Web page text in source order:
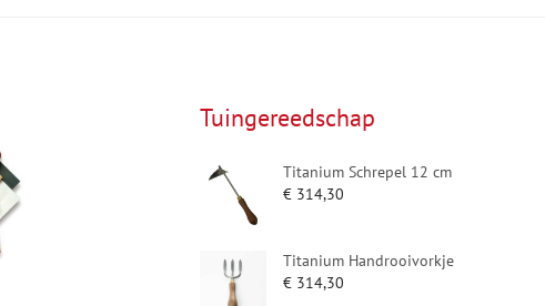
Tuingereedschap
Titanium Schrepel 12 cm
€ 314,30
Titanium Handrooivorkje
€ 314,30